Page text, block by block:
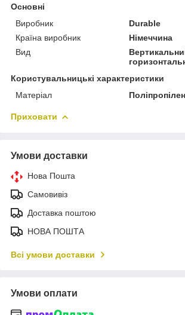
Основні
Виробник
Durable
Країна виробник
Німеччина
Вид
Користувальницькі характеристики
Матеріал
Поліпропілен
Приховати
Умови доставки
Нова Пошта
Самовивіз
Доставка поштою
НОВА ПОШТА
Всі умови доставки
Умови оплати